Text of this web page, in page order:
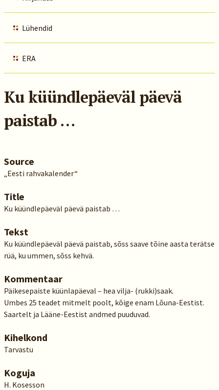
Lühendid
ERA
Ku küündlepäeväl päevä
paistab …
Source
„Eesti rahvakalender“
Title
Ku küündlepäeväl päevä paistab …
Tekst
Ku küündlepäeväl päevä paistab, sõss saave tõine aasta terätse
rüä, ku ummen, sõss kehvä.
Kommentaar
Päikesepaiste küünlapäeval – hea vilja- (rukki)saak.
Umbes 25 teadet mitmelt poolt, kõige enam Lõuna-Eestist.
Saartelt ja Lääne-Eestist andmed puuduvad.
Kihelkond
Tarvastu
Koguja
H. Kosesson